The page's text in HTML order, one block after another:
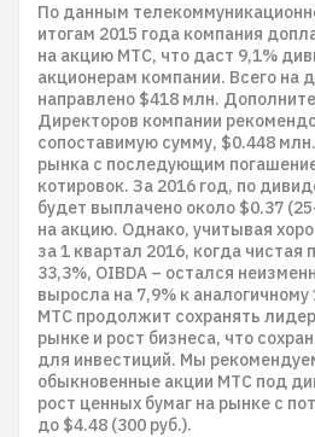
По данным
итогам 2015 года компания
на акцию МТС, что даст 9,1%
акционерам компании. Всего на
направлено $418 млн.
Директоров компании
сопоставимую сумму, $0.448
рынка с последующим
котировок. За 2016 год, по
будет выплачено около $0.37
на акцию. Однако, учитывая
за 1 квартал 2016, когда
33,3%, OIBDA – остался
выросла на 7,9% к аналогичному
МТС продолжит сохранять
рынке и рост бизнеса, что
для инвестиций. Мы
обыкновенные акции МТС под
рост ценных бумаг на рынке с
до $4.48 (300 руб.).